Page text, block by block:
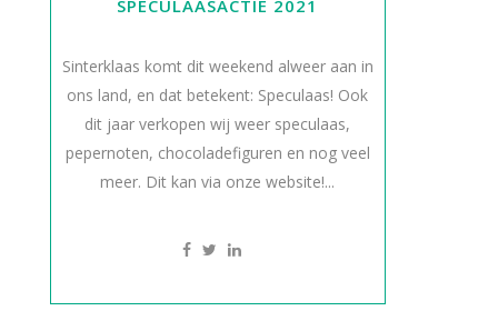
SPECULAASACTIE 2021
Sinterklaas komt dit weekend alweer aan in
ons land, en dat betekent: Speculaas! Ook
dit jaar verkopen wij weer speculaas,
pepernoten, chocoladefiguren en nog veel
meer. Dit kan via onze website!...